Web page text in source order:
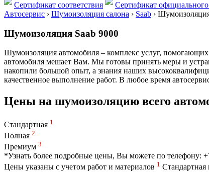
Сертификат соответствия Сертификат
Автосервис › Шумоизоляция салона › Saab ›
Шумоизоляция Saab 9000
Шумоизоляция автомобиля – комплекс услуг,
автомобиля мешает Вам. Мы готовы принять меры и
накопили большой опыт, а знания наших
качественное выполнение работ. В любое время
Цены на шумоизоляцию всего
Стандартная 1
Полная 2
Премиум 3
*Узнать более подробные цены, Вы можете по телефону:
Цены указаны с учетом работ и материалов 1 Стандартная